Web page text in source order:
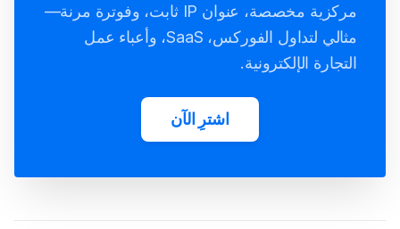
مركزية مخصصة، عنوان IP ثابت، وفوترة مرنة—
مثالي لتداول الفوركس، SaaS، وأعباء عمل
التجارة الإلكترونية.
اشترِ الآن